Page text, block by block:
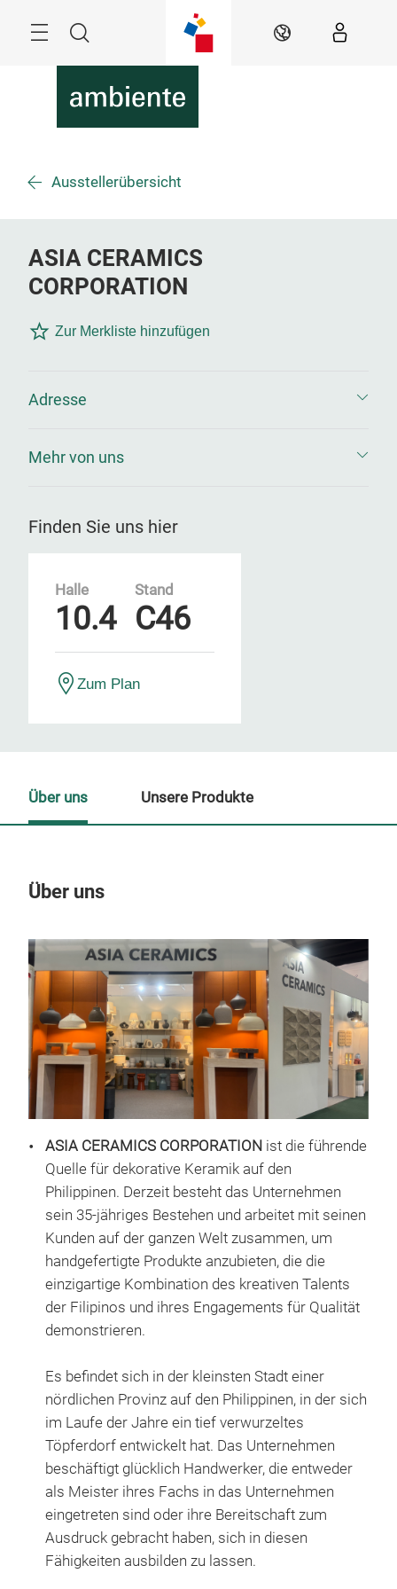
Suche DE
Ausstellerübersicht
ASIA CERAMICS
CORPORATION
Zur Merkliste hinzufügen
Adresse
Mehr von uns
Finden Sie uns hier
Halle
10.4
Stand
C46
Zum Plan
Über uns
ASIA CERAMICS CORPORATION ist die führende
Quelle für dekorative Keramik auf den
Philippinen. Derzeit besteht das Unternehmen
sein 35-jähriges Bestehen und arbeitet mit seinen
Kunden auf der ganzen Welt zusammen, um
handgefertigte Produkte anzubieten, die die
einzigartige Kombination des kreativen Talents
der Filipinos und ihres Engagements für Qualität
demonstrieren.
Es befindet sich in der kleinsten Stadt einer
nördlichen Provinz auf den Philippinen, in der sich
im Laufe der Jahre ein tief verwurzeltes
Töpferdorf entwickelt hat. Das Unternehmen
beschäftigt glücklich Handwerker, die entweder
als Meister ihres Fachs in das Unternehmen
eingetreten sind oder ihre Bereitschaft zum
Ausdruck gebracht haben, sich in diesen
Fähigkeiten ausbilden zu lassen.
Über uns Unsere Produkte